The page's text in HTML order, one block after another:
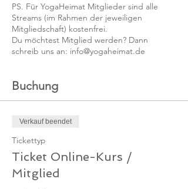
PS. Für YogaHeimat Mitglieder sind alle
Streams (im Rahmen der jeweiligen
Mitgliedschaft) kostenfrei.
Du möchtest Mitglied werden? Dann
schreib uns an: info@yogaheimat.de
Buchung
Verkauf beendet
Tickettyp
Ticket Online-Kurs /
Mitglied